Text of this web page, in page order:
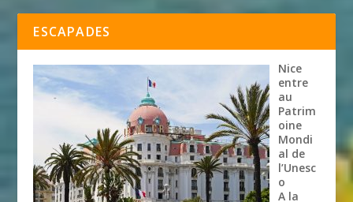
ESCAPADES
Nice
entre
au
Patrim
oine
Mondi
al de
l’Unesc
o
A la